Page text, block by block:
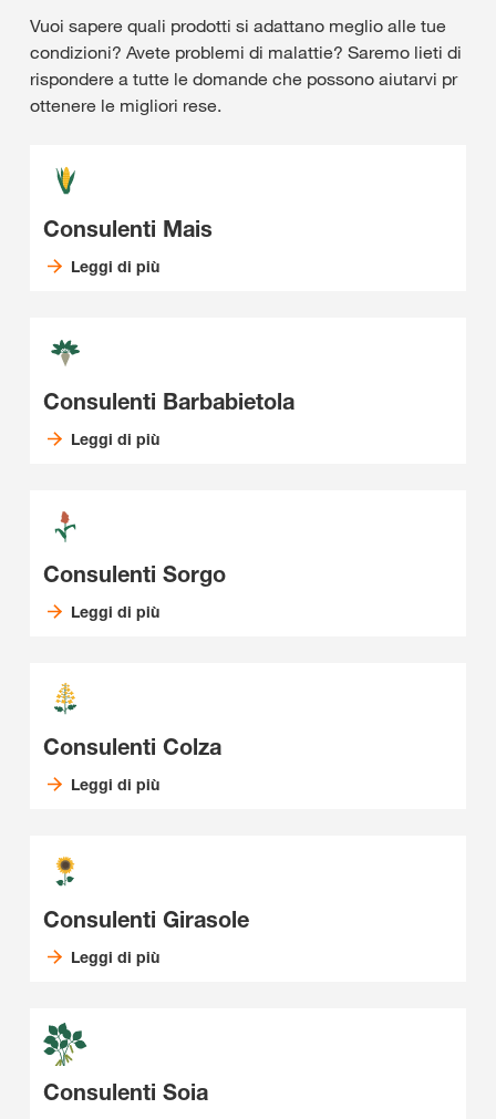
Vuoi sapere quali prodotti si adattano meglio alle tue
condizioni? Avete problemi di malattie? Saremo lieti di
rispondere a tutte le domande che possono aiutarvi pr
ottenere le migliori rese.
Consulenti Mais
Leggi di più
Consulenti Barbabietola
Leggi di più
Consulenti Sorgo
Leggi di più
Consulenti Colza
Leggi di più
Consulenti Girasole
Leggi di più
Consulenti Soia